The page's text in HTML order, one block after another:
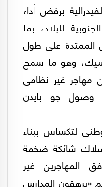
برفض أداء
للبلاد، بما
الممتدة على طول
وهو ما سمح
من 7 ملايين مهاجر غير نظامى
وصول جو بايدن
لتكساس ببناء
شائكة ضخمة
المهاجرين غير
«يرهقون المدارس